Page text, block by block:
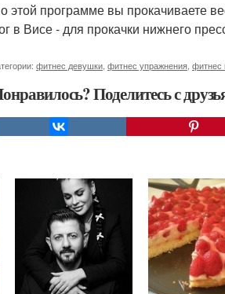
этой программе вы прокачиваете
в Висе - для прокачки нижнего
фитнес девушки фитнес упражнения фитнес
Поделитесь с